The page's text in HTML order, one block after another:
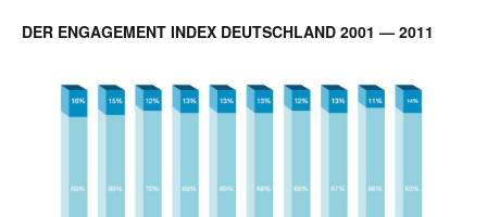
DER ENGAGEMENT INDEX DEUTSCHLAND 2001 — 2011